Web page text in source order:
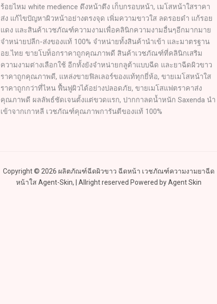
ร้อยไหม white medience ดึงหน้าตึง เก็บกรอบหน้า, เมโสหน้าใสราคา
ส่ง แก้ไขปัญหาผิวหน้าอย่างตรงจุด เพิ่มความขาวใส ลดรอยดำ แก้รอย
แดง และสินค้าเวชภัณฑ์ความงามเพื่อคลินิกความงามอื่นๆอีกมากมาย
จำหน่ายปลีก-ส่งของแท้ 100% จำหน่ายทั้งสินค้านำเข้า และมาตรฐาน
อย.ไทย ขายโบท็อกราคาถูกคุณภาพดี สินค้าเวชภัณฑ์ที่คลินิกเสริม
ความงามต่างเลือกใช้ อีกทั้งยังจำหน่ายกลูต้าแบบฉีด และยาฉีดผิวขาว
ราคาถูกคุณภาพดี, แหล่งขายฟิลเลอร์ของแท้ทุกยี่ห้อ, ขายเมโสหน้าใส
ราคาถูกกว่าที่ไหน ฟื้นฟูผิวได้อย่างปลอดภัย, ขายเมโสแฟตราคาส่ง
คุณภาพดี ผลลัพธ์ชัดเจนตั้งแต่ขวดแรก, ปากกาลดน้ำหนัก Saxenda นำ
เข้าจากเกาหลี เวชภัณฑ์คุณภาพการันตีของแท้ 100%
Copyright © 2026 ผลิตภัณฑ์ฉีดผิวขาว ฉีดหน้า เวชภัณฑ์ความงามยาฉีด
หน้าใส Agent-Skin, | Allright reserved Powered by Agent Skin